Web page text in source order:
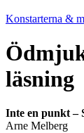
Konstarterna &
läsning
Inte en punkt –
Arne Melberg